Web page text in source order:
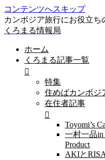
コンテンツへスキップ
カンボジア旅行にお役立ち
くろまる情報局
ホーム
くろまる記事一覧
特集
住めばカンボジ
在住者記事
Toyomi’s
一村一品in
Product
AKIと